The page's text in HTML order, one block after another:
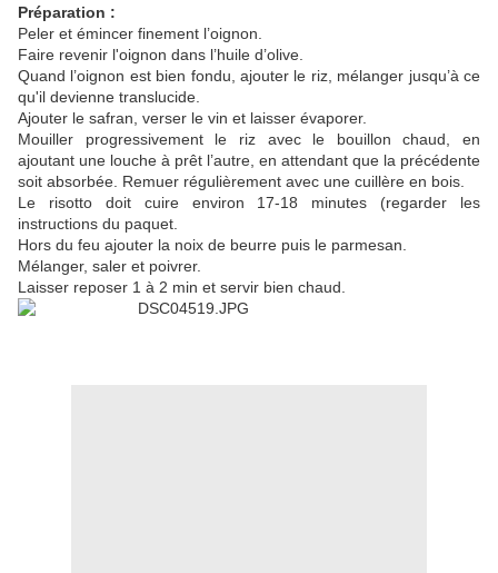
Préparation :
Peler et émincer finement l’oignon.
Faire revenir l'oignon dans l’huile d’olive.
Quand l’oignon est bien fondu, ajouter le riz, mélanger jusqu’à ce
qu'il devienne translucide.
Ajouter le safran, verser le vin et laisser évaporer.
Mouiller progressivement le riz avec le bouillon chaud, en
ajoutant une louche à prêt l’autre, en attendant que la précédente
soit absorbée. Remuer régulièrement avec une cuillère en bois.
Le risotto doit cuire environ 17-18 minutes (regarder les
instructions du paquet.
Hors du feu ajouter la noix de beurre puis le parmesan.
Mélanger, saler et poivrer.
Laisser reposer 1 à 2 min et servir bien chaud.